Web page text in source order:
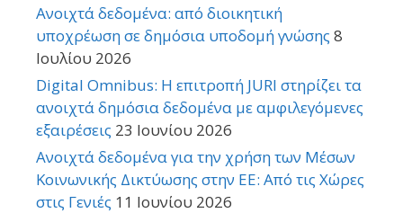
Ανοιχτά δεδομένα: από διοικητική
υποχρέωση σε δημόσια υποδομή γνώσης 8
Ιουλίου 2026
Digital Omnibus: Η επιτροπή JURI στηρίζει τα
ανοιχτά δημόσια δεδομένα με αμφιλεγόμενες
εξαιρέσεις 23 Ιουνίου 2026
Ανοιχτά δεδομένα για την χρήση των Μέσων
Κοινωνικής Δικτύωσης στην ΕΕ: Από τις Χώρες
στις Γενιές 11 Ιουνίου 2026